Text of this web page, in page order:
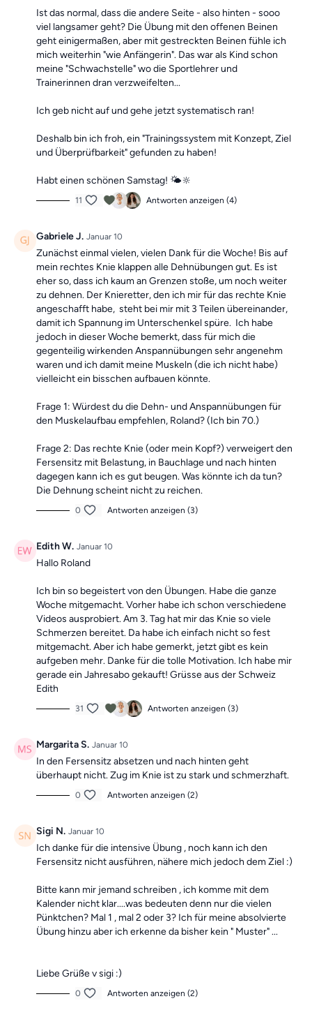
Ist das normal, dass die andere Seite - also hinten - sooo
viel langsamer geht? Die Übung mit den offenen Beinen
geht einigermaßen, aber mit gestreckten Beinen fühle ich
mich weiterhin "wie Anfängerin". Das war als Kind schon
meine "Schwachstelle" wo die Sportlehrer und
Trainerinnen dran verzweifelten...
Ich geb nicht auf und gehe jetzt systematisch ran!
Deshalb bin ich froh, ein "Trainingssystem mit Konzept, Ziel
und Überprüfbarkeit" gefunden zu haben!
Habt einen schönen Samstag! 🌤🔆
11 Antworten anzeigen (4)
Gabriele J. Januar 10
Zunächst einmal vielen, vielen Dank für die Woche! Bis auf
mein rechtes Knie klappen alle Dehnübungen gut. Es ist
eher so, dass ich kaum an Grenzen stoße, um noch weiter
zu dehnen. Der Knieretter, den ich mir für das rechte Knie
angeschafft habe, steht bei mir mit 3 Teilen übereinander,
damit ich Spannung im Unterschenkel spüre. Ich habe
jedoch in dieser Woche bemerkt, dass für mich die
gegenteilig wirkenden Anspannübungen sehr angenehm
waren und ich damit meine Muskeln (die ich nicht habe)
vielleicht ein bisschen aufbauen könnte.
Frage 1: Würdest du die Dehn- und Anspannübungen für
den Muskelaufbau empfehlen, Roland? (Ich bin 70.)
Frage 2: Das rechte Knie (oder mein Kopf?) verweigert den
Fersensitz mit Belastung, in Bauchlage und nach hinten
dagegen kann ich es gut beugen. Was könnte ich da tun?
Die Dehnung scheint nicht zu reichen.
0 Antworten anzeigen (3)
Edith W. Januar 10
Hallo Roland
Ich bin so begeistert von den Übungen. Habe die ganze
Woche mitgemacht. Vorher habe ich schon verschiedene
Videos ausprobiert. Am 3. Tag hat mir das Knie so viele
Schmerzen bereitet. Da habe ich einfach nicht so fest
mitgemacht. Aber ich habe gemerkt, jetzt gibt es kein
aufgeben mehr. Danke für die tolle Motivation. Ich habe mir
gerade ein Jahresabo gekauft! Grüsse aus der Schweiz
Edith
31 Antworten anzeigen (3)
Margarita S. Januar 10
In den Fersensitz absetzen und nach hinten geht
überhaupt nicht. Zug im Knie ist zu stark und schmerzhaft.
0 Antworten anzeigen (2)
Sigi N. Januar 10
Ich danke für die intensive Übung , noch kann ich den
Fersensitz nicht ausführen, nähere mich jedoch dem Ziel :)
Bitte kann mir jemand schreiben , ich komme mit dem
Kalender nicht klar....was bedeuten denn nur die vielen
Pünktchen? Mal 1 , mal 2 oder 3? Ich für meine absolvierte
Übung hinzu aber ich erkenne da bisher kein " Muster" ...
Liebe Grüße v sigi :)
0 Antworten anzeigen (2)